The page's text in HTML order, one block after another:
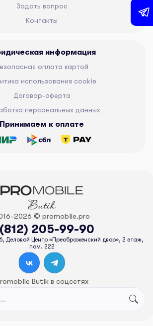
Задать вопрос
Контакты
информация
оплата картой
использования cookie
Договор-оферта
персональных данных
Принимаем к оплате
2026 © promobile.pro
205-99-90
Деловой Центр «Преображенский двор», 2 этаж,
пом. 222
Butik в соцсетях